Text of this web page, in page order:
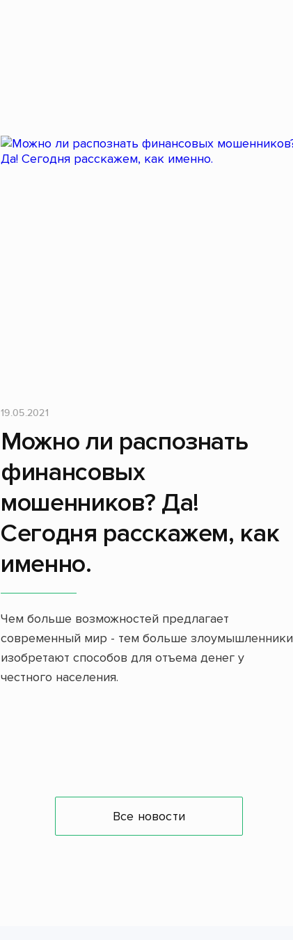
19.05.2021
Можно ли распознать
финансовых
мошенников? Да!
Сегодня расскажем, как
именно.
Чем больше возможностей предлагает
современный мир - тем больше злоумышленники
изобретают способов для отъема денег у
честного населения.
Все новости